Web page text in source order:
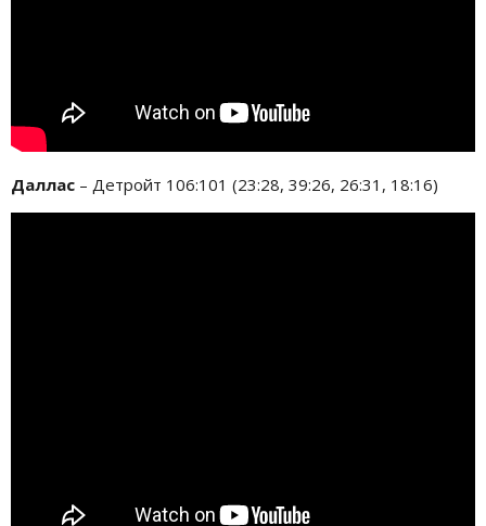
Даллас – Детройт 106:101 (23:28, 39:26, 26:31, 18:16)